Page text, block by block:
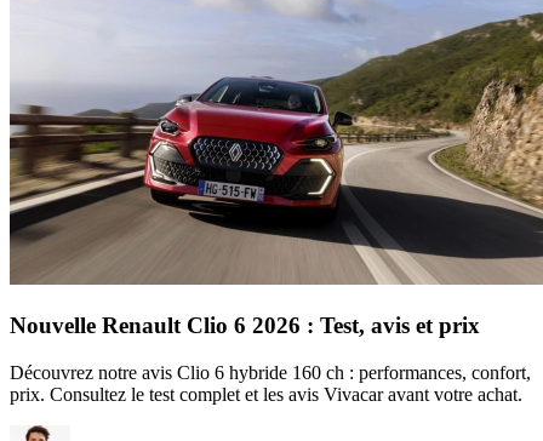
Nouvelle Renault Clio 6 2026 : Test, avis et prix
Découvrez notre avis Clio 6 hybride 160 ch : performances, confort,
prix. Consultez le test complet et les avis Vivacar avant votre achat.